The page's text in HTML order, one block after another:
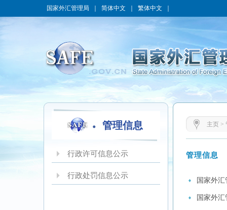
国家外汇管理局 简体中文 繁体中文
管理信息
行政许可信息公示
行政处罚信息公示
主页 >
管理信息
国家外
国家外